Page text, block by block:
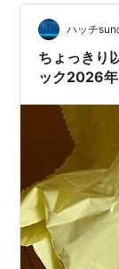
象。値段は千
く今食べてる
米のブレンド
ベルのブラン
ハッチ
ちょっきり
ック2026年